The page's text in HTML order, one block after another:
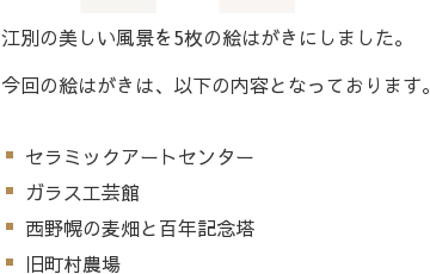
江別の美しい風景を5枚の絵はがきにしました。
今回の絵はがきは、以下の内容となっております。
セラミックアートセンター
ガラス工芸館
西野幌の麦畑と百年記念塔
旧町村農場